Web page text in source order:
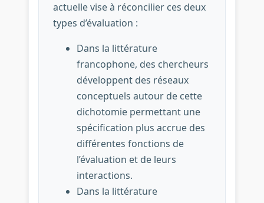
actuelle vise à réconcilier ces deux
types d’évaluation :
Dans la littérature
francophone, des chercheurs
développent des réseaux
conceptuels autour de cette
dichotomie permettant une
spécification plus accrue des
différentes fonctions de
l’évaluation et de leurs
interactions.
Dans la littérature